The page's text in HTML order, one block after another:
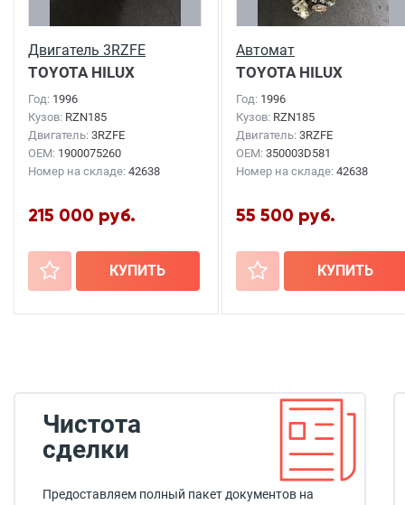
Двигатель 3RZFE
TOYOTA HILUX
SURF1996г.
Год: 1996
Кузов: RZN185
Двигатель: 3RZFE
OEM: 1900075260
Номер на складе: 42638
215 000 руб.
+ КУПИТЬ
Автомат
TOYOTA HILUX
SURF1996г.
Год: 1996
Кузов: RZN185
Двигатель: 3RZFE
OEM: 350003D581
Номер на складе: 42638
55 500 руб.
+ КУПИТЬ
Чистота
сделки
Предоставляем полный пакет документов на